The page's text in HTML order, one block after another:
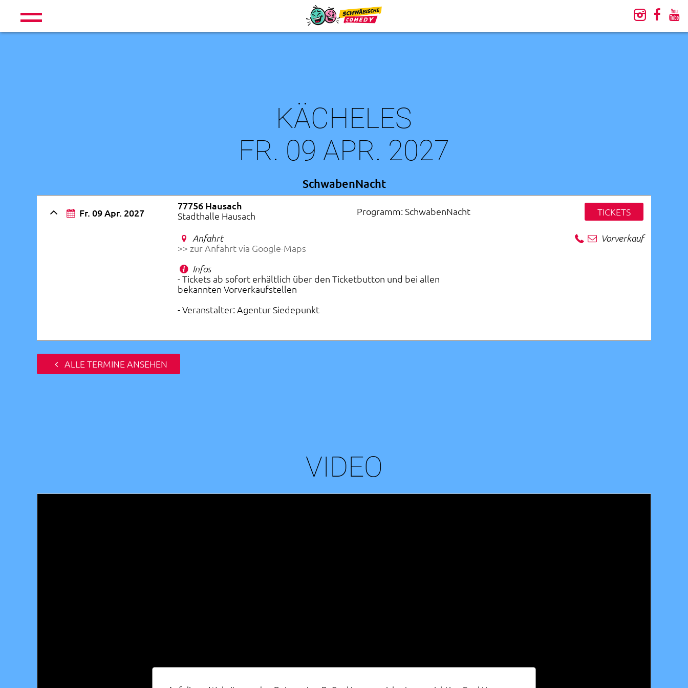
KÄCHELES
FR. 09 APR. 2027
SchwabenNacht
Fr. 09 Apr. 2027
77756 Hausach
Stadthalle Hausach
Programm: SchwabenNacht TICKETS
Anfahrt
>> zur Anfahrt via Google-Maps
Infos
- Tickets ab sofort erhältlich über den Ticketbutton und bei allen
bekannten Vorverkaufstellen
- Veranstalter: Agentur Siedepunkt
Vorverkauf
ALLE TERMINE ANSEHEN
VIDEO